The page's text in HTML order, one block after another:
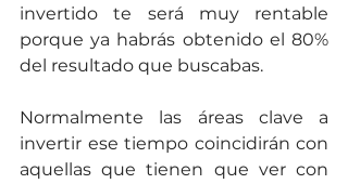
invertido te será muy rentable
porque ya habrás obtenido el 80%
del resultado que buscabas.
Normalmente las áreas clave a
invertir ese tiempo coincidirán con
aquellas que tienen que ver con